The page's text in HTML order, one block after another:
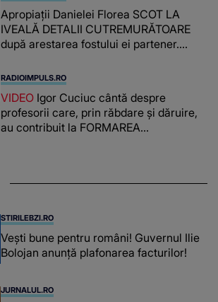
Apropiații Danielei Florea SCOT LA
IVEALĂ DETALII CUTREMURĂTOARE
după arestarea fostului ei partener.
românca ucisă în Italia și ascunsă în
lada unui pat: " Îmi pare rău că nu am
reușit să fac mai mult pentru ea și..."
RADIOIMPULS.RO
VIDEO Igor Cuciuc cântă despre
profesorii care, prin răbdare și dăruire,
au contribuit la FORMAREA
chiar și după trecerea anilor: "De
STIRILEBZI.RO
Vești bune pentru români! Guvernul Ilie
Bolojan anunță plafonarea facturilor!
JURNALUL.RO